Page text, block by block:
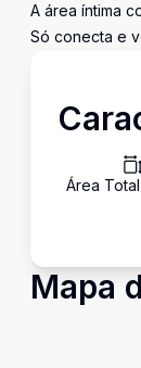
A área íntima
Só conecta e
Área Total
Mapa